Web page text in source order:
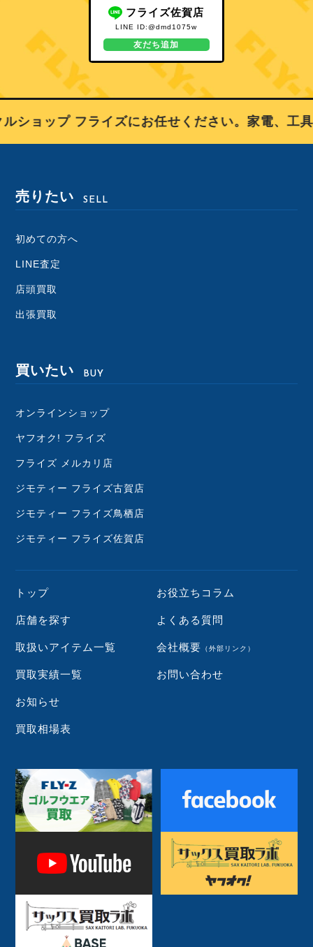
フライズ佐賀店
LINE ID:@dmd1075w
友だち追加
ショップ フライズにお任せください。家電、工
売りたい SELL
初めての方へ
LINE査定
店頭買取
出張買取
買いたい BUY
オンラインショップ
ヤフオク! フライズ
フライズ メルカリ店
ジモティー フライズ古賀店
ジモティー フライズ鳥栖店
ジモティー フライズ佐賀店
トップ
店舗を探す
取扱いアイテム一覧
買取実績一覧
お知らせ
買取相場表
お役立ちコラム
よくある質問
会社概要 （外部リンク）
お問い合わせ